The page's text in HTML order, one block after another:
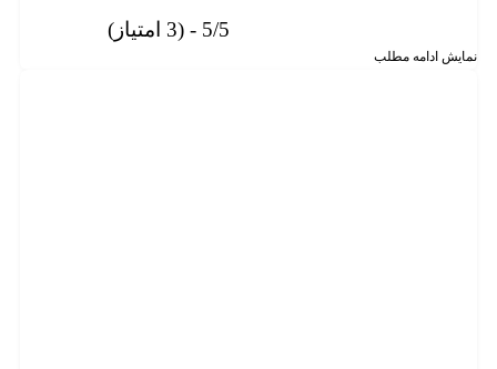
5/5 - (3 امتیاز)
نمایشادامه مطلب